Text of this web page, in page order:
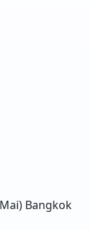
Bangkok